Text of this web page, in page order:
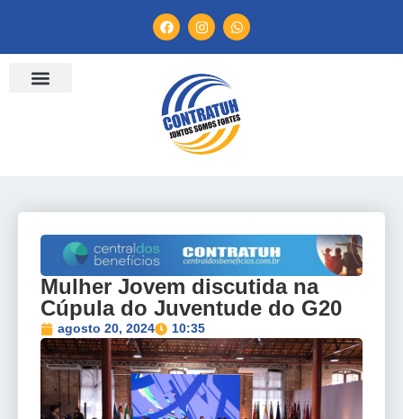
Mulher Jovem discutida na
Cúpula do Juventude do G20
agosto 20, 2024 10:35